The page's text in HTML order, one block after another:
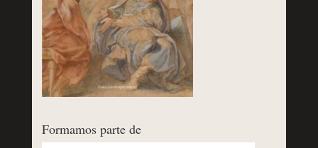
Formamos parte de